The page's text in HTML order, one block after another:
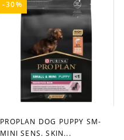
favorite_border
PROPLAN DOG PUPPY SM-
MINI SENS. SKIN...
-30%